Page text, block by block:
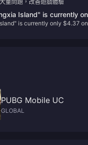
量問題，改善遊戲體驗
Island" is currently
is currently only $4.37 on
PUBG Mobile UC
GLOBAL